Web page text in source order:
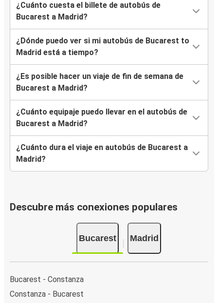
¿Cuánto cuesta el billete de autobús de
Bucarest a Madrid?
¿Dónde puedo ver si mi autobús de Bucarest to
Madrid está a tiempo?
¿Es posible hacer un viaje de fin de semana de
Bucarest a Madrid?
¿Cuánto equipaje puedo llevar en el autobús de
Bucarest a Madrid?
¿Cuánto dura el viaje en autobús de Bucarest a
Madrid?
Descubre más conexiones populares
Bucarest Madrid
Bucarest - Constanza
Constanza - Bucarest